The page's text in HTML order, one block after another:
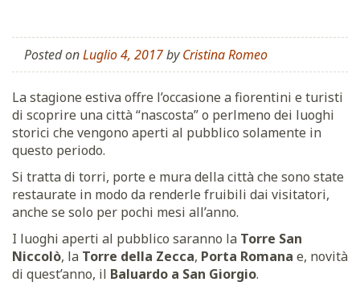
Posted onLuglio 4, 2017byCristina Romeo
La stagione estiva offre l’occasione a fiorentini e turisti
di scoprire una città “nascosta” o perlmeno dei luoghi
storici che vengono aperti al pubblico solamente in
questo periodo.
Si tratta di torri, porte e mura della città che sono state
restaurate in modo da renderle fruibili dai visitatori,
anche se solo per pochi mesi all’anno.
I luoghi aperti al pubblico saranno la Torre San
Niccolò, la Torre della Zecca, Porta Romana e, novità
di quest’anno, il Baluardo a San Giorgio.